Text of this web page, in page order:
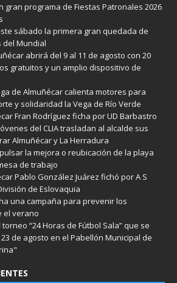
gran programa de Fiestas Patronales 2026
sábado la primera gran quedada de
del Mundial
abrirá del 9 al 11 de agosto con 20
gratuitos y un amplio dispositivo de
de Almuñécar calienta motores para
y solidaridad la Vega de Río Verde
Fran Rodríguez ficha por UD Barbastro
del CLIA trasladan al alcalde sus
Almuñécar y La Herradura
la mejora o reubicación de la playa
de trabajo
Pablo González Juárez fichó por A S
de Eslovaquia
una campaña para prevenir los
el verano
“24 Horas de Fútbol Sala” que se
de agosto en el Pabellón Municipal de